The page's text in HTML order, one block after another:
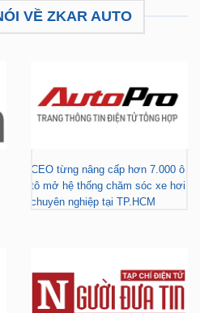
VỀ ZKAR AUTO
CEO từng nâng cấp hơn 7.000 ô
tô mở hệ thống chăm sóc xe hơi
chuyên nghiệp tại TP.HCM